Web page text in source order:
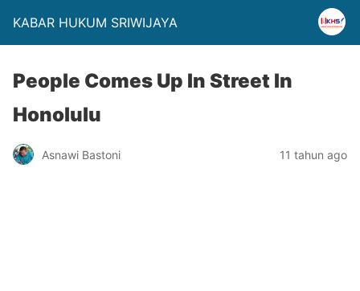
KABAR HUKUM SRIWIJAYA
People Comes Up In Street In
Honolulu
Asnawi Bastoni 11 tahun ago